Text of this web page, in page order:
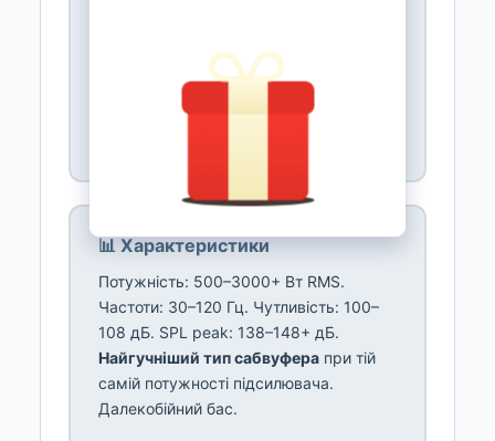
150+ л), фанера. Вага: 40–90+ кг.
Рупор підсилює ефективність на 3–6
дБ порівняно з фронтлоуд-сабом тієї ж
📊 Характеристики
Потужність: 500–3000+ Вт RMS.
Частоти: 30–120 Гц. Чутливість: 100–
108 дБ. SPL peak: 138–148+ дБ.
Найгучніший тип сабвуфера при тій
самій потужності підсилювача.
Далекобійний бас.